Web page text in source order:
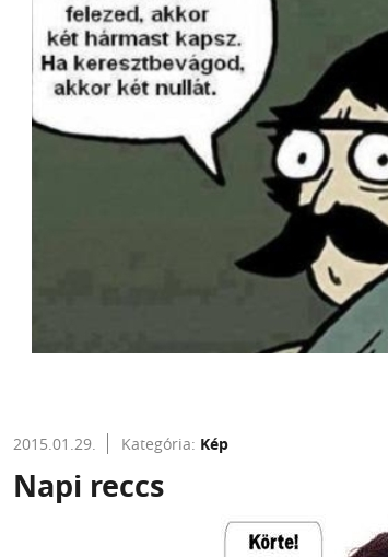
2015.01.29. Kategória: Kép
Napi reccs